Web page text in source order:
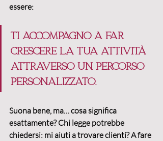
essere:
Ti accompagno a far
crescere la tua attività
attraverso un percorso
personalizzato.
Suona bene, ma… cosa significa
esattamente? Chi legge potrebbe
chiedersi: mi aiuti a trovare clienti? A fare